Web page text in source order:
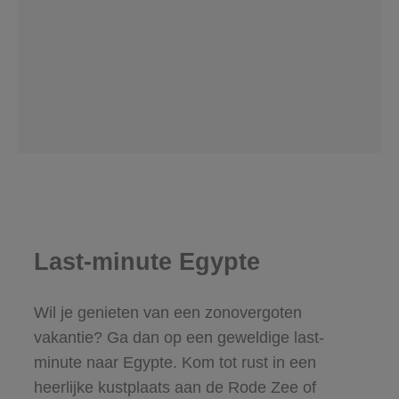
Last-minute Egypte
Wil je genieten van een zonovergoten
vakantie? Ga dan op een geweldige last-
minute naar Egypte. Kom tot rust in een
heerlijke kustplaats aan de Rode Zee of